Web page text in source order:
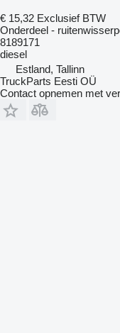
€ 15,32 Exclusief BTW
Onderdeel -
8189171
diesel
Estland, Tallinn
TruckParts Eesti OÜ
Contact opnemen met